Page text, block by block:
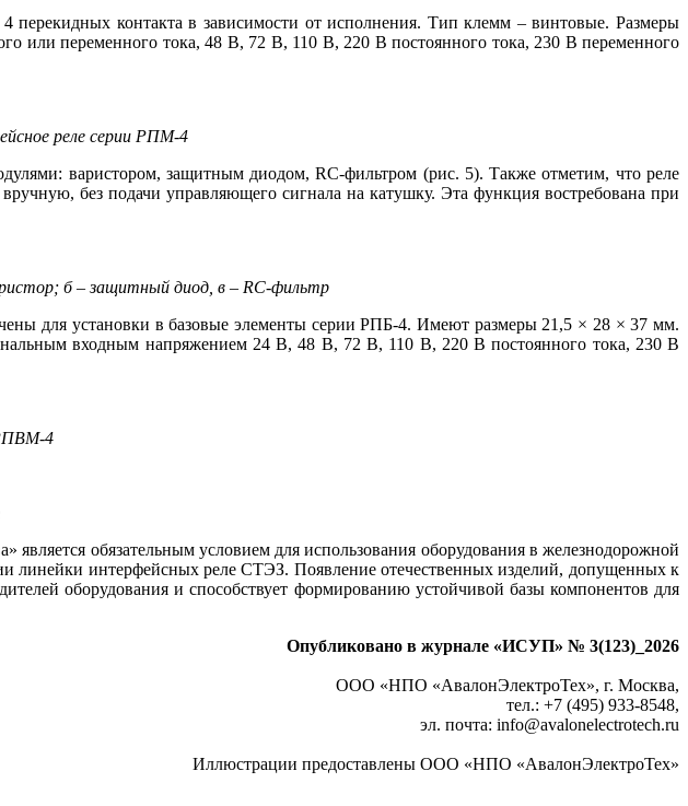
контакта в зависимости от исполнения. Тип клемм – винтовые. Размеры
или переменного то­ка, 48 В, 72 В, 110 В, 220 В постоянного то­ка, 230 В переменного
реле серии РПМ‑4
варистором, защитным диодом, RC-фильтром (рис. 5). Также отметим, что ре­ле
без подачи управляющего сигнала на катушку. Эта функция востребована при
б – защитный диод, в – RC-фильтр
для установки в базовые элементы серии РПБ‑4. Имеют размеры 21,5 × 28 × 37 мм.
входным напряжением 24 В, 48 В, 72 В, 110 В, 220 В постоянного то­ка, 230 В
обязательным условием для использования оборудования в железнодорожной
линейки интерфейсных ре­ле СТЭЗ. Появление отечественных изделий, допущенных к
оборудования и способствует формированию устойчивой ба­зы компонентов для
Опубликовано в журнале «ИСУП» № 3(123)_2026
ООО «НПО «АвалонЭлектроТех», г. Москва,
тел.: +7 (495) 933‑8548,
эл. почта: info@avalonelectrotech.ru
Иллюстрации предоставлены ООО «НПО «АвалонЭлектроТех»